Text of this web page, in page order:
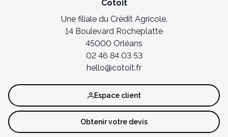
Cotoit
Une filiale du Crédit Agricole.
14 Boulevard Rocheplatte
45000 Orléans
02 46 84 03 53
hello@cotoit.fr
Espace client
Obtenir votre devis